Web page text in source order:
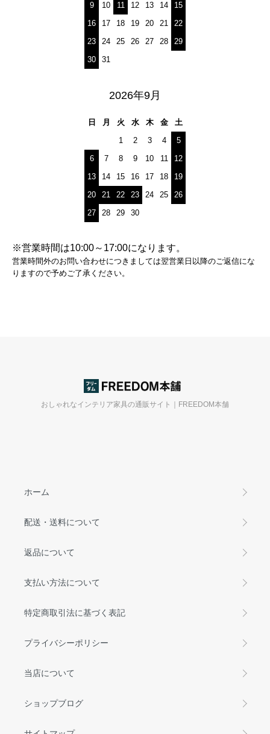
9
10 11 12 13 14
15
16
17 18 19 20 21
22
23
24 25 26 27 28
29
30
31
2026年9月
日 月 火 水 木 金
土
1
2 3 4
5
6
7 8 9 10 11
12
13
14 15 16 17 18
19
20
21 22 23 24 25
26
27
28 29 30
※営業時間は10:00～17:00になります。
営業時間外のお問い合わせにつきましては翌営業日以降のご返信にな
りますので予めご了承ください。
おしゃれなインテリア家具の通販サイト｜FREEDOM本舗
ホーム
配送・送料について
返品について
支払い方法について
特定商取引法に基づく表記
プライバシーポリシー
当店について
ショップブログ